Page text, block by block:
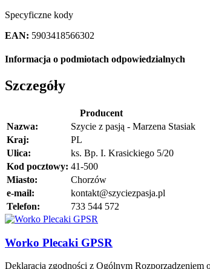
Specyficzne kody
EAN: 5903418566302
Informacja o podmiotach odpowiedzialnych
Szczegóły
Producent
Nazwa:
Szycie z pasją - Marzena Stasiak
Kraj:
PL
Ulica:
ks. Bp. I. Krasickiego 5/20
Kod pocztowy: 41-500
Miasto:
Chorzów
e-mail:
kontakt@szyciezpasja.pl
Telefon:
733 544 572
Worko Plecaki GPSR
Deklaracja zgodności z Ogólnym Rozporządzeniem